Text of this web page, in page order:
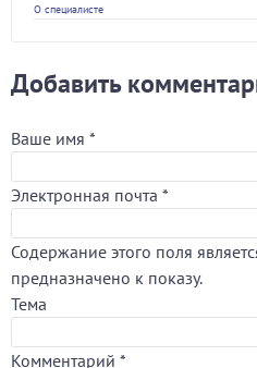
О специалисте
Добавить
Ваше имя *
Электронная почта *
Содержание этого поля
предназначено к показу.
Тема
Комментарий *